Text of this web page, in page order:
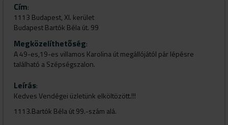
Cím:
1113 Budapest, XI. kerület
Budapest Bartók Béla út. 99
Megközelíthetőség:
A 49-es,19-es villamos Karolina út megállójától pár lépésre
található a Szépségszalon.
Leírás:
Kedves Vendégei üzletünk elköltözött.!!!
1113.Bartók Béla út 99.-szám alá.